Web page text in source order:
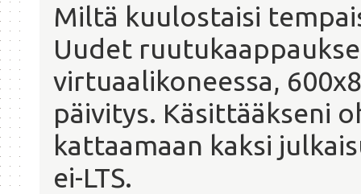
Miltä kuulostaisi
Uudet
virtuaalikoneessa,
päivitys. Käsittääkseni
kattaamaan kaksi
ei-LTS.